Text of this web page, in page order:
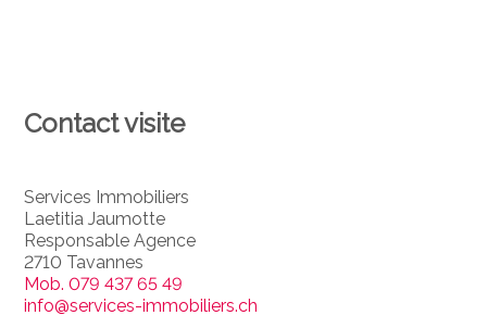
Contact visite
Services Immobiliers
Laetitia Jaumotte
Responsable Agence
2710 Tavannes
Mob.079 437 65 49
info@services-immobiliers.ch